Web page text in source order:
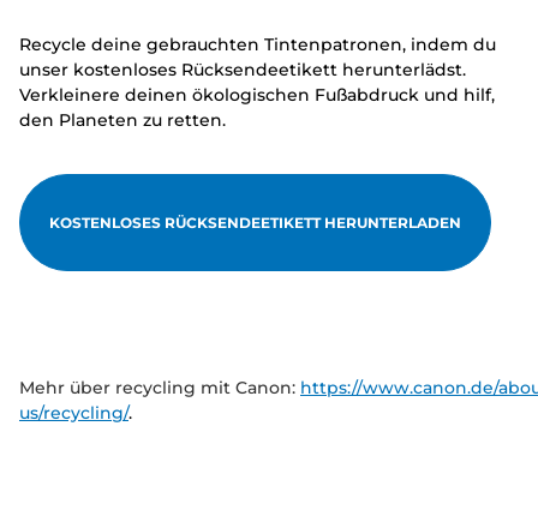
Recycle deine gebrauchten Tintenpatronen, indem du
unser kostenloses Rücksendeetikett herunterlädst.
Verkleinere deinen ökologischen Fußabdruck und hilf,
den Planeten zu retten.
KOSTENLOSES RÜCKSENDEETIKETT HERUNTERLADEN
Mehr über recycling mit Canon: https://www.canon.de/
us/recycling/.